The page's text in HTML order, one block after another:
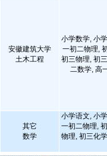
安徽建筑大学
土木工程
小学数学, 小
一初二物理,
初三物理, 初
二数学, 高
其它
数学
小学语文, 小
一初二物理,
物理, 初三化